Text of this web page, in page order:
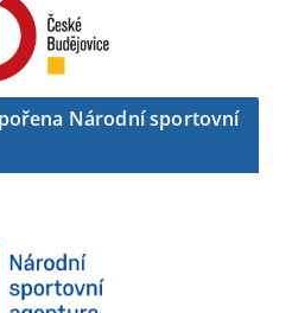
Národní sportovní